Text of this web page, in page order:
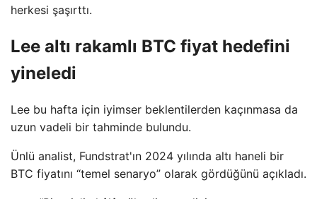
herkesi şaşırttı.
Lee altı rakamlı BTC fiyat hedefini
yineledi
Lee bu hafta için iyimser beklentilerden kaçınmasa da
uzun vadeli bir tahminde bulundu.
Ünlü analist, Fundstrat'ın 2024 yılında altı haneli bir
BTC fiyatını “temel senaryo” olarak gördüğünü açıkladı.